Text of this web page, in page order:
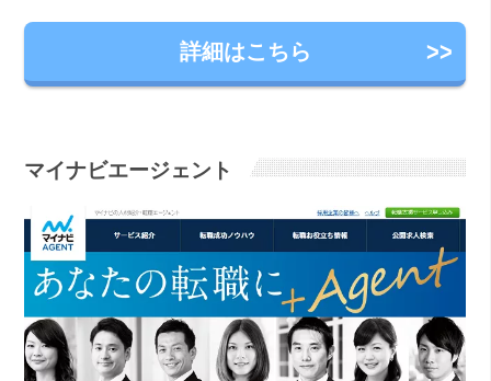
詳細はこちら
マイナビエージェント